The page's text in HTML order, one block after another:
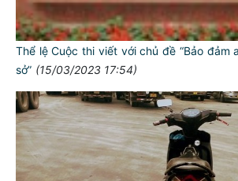
Thể lệ Cuộc thi viết với chủ đề “Bảo đảm
sở” (15/03/2023 17:54)